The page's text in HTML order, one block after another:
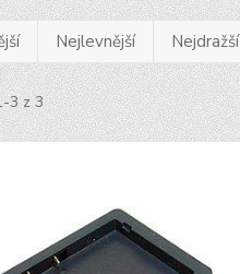
Nejlevnější Nejdražší
3 z 3